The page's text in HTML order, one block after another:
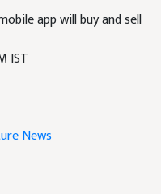
app will buy and sell
IST
News